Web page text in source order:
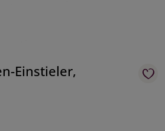
Einstieler,